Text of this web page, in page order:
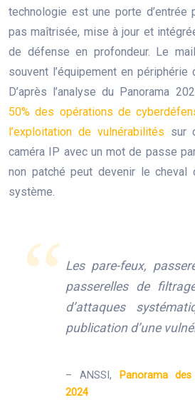
technologie est une porte d’entrée
pas maîtrisée, mise à jour et
de défense en profondeur. Le
souvent l’équipement en périphérie
D’après l’analyse du Panorama
50% des opérations de
l’exploitation de vulnérabilités sur
caméra IP avec un mot de passe
non patché peut devenir le
système.
Les pare-feux,
passerelles de
d’attaques
publication d’une
– ANSSI,
Panorama
2024